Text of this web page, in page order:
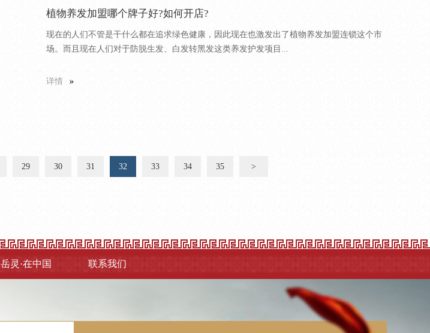
植物养发加盟哪个牌子好?如何开店?
现在的人们不管是干什么都在追求绿色健康，因此现在也激发出了植物养发加盟连锁这个市
场。而且现在人们对于防脱生发、白发转黑发这类养发护发项目...
详情
29 30 31 32 33 34 35 >
岳灵·在中国 联系我们